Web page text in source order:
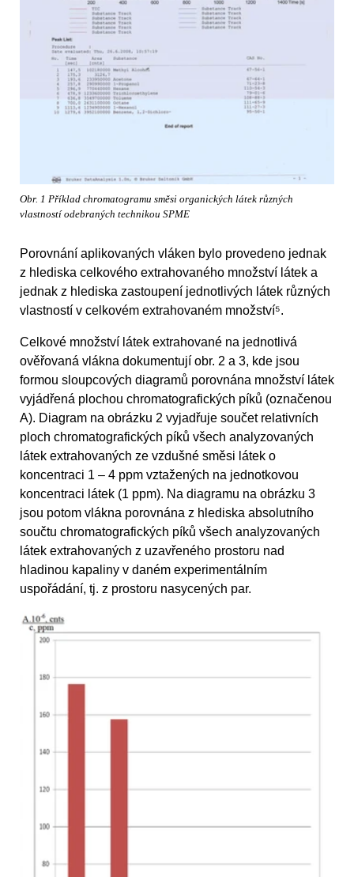
Obr. 1 Příklad chromatogramu směsi organických látek různých
vlastností odebraných technikou SPME
Porovnání aplikovaných vláken bylo provedeno jednak
z hlediska celkového extrahovaného množství látek a
jednak z hlediska zastoupení jednotlivých látek různých
vlastností v celkovém extrahovaném množství⁵.
Celkové množství látek extrahované na jednotlivá
ověřovaná vlákna dokumentují obr. 2 a 3, kde jsou
formou sloupcových diagramů porovnána množství látek
vyjádřená plochou chromatografických píků (označenou
A). Diagram na obrázku 2 vyjadřuje součet relativních
ploch chromatografických píků všech analyzovaných
látek extrahovaných ze vzdušné směsi látek o
koncentraci 1 – 4 ppm vztažených na jednotkovou
koncentraci látek (1 ppm). Na diagramu na obrázku 3
jsou potom vlákna porovnána z hlediska absolutního
součtu chromatografických píků všech analyzovaných
látek extrahovaných z uzavřeného prostoru nad
hladinou kapaliny v daném experimentálním
uspořádání, tj. z prostoru nasycených par.